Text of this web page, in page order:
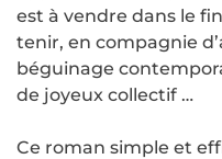
est à vendre dans le
tenir, en compagnie
béguinage
de joyeux collectif …
Ce roman simple et